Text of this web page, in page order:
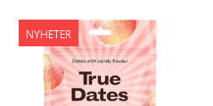
NYHETER